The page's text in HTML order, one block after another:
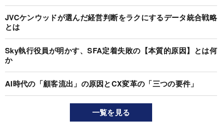
JVCケンウッドが選んだ経営判断をラクにするデータ統合戦略
とは
Sky執行役員が明かす、SFA定着失敗の【本質的原因】とは何
か
AI時代の「顧客流出」の原因とCX変革の「三つの要件」
一覧を見る